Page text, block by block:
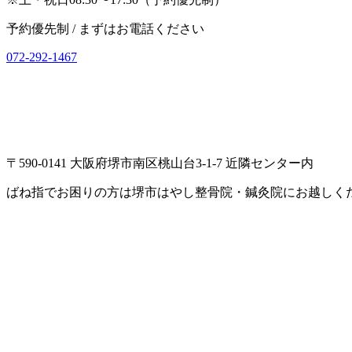
予約優先制 / まずはお電話ください
072-292-1467
〒590-0141 大阪府堺市南区桃山台3-1-7 近隣センター内
ばね指でお困りの方は堺市はやし整骨院・鍼灸院にお越しく